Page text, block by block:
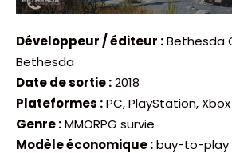
Développeur / éditeur :Bethesda
Bethesda
Date de sortie :2018
Plateformes :PC, PlayStation, Xbox
Genre :MMORPG survie
Modèle économique :buy-to-play